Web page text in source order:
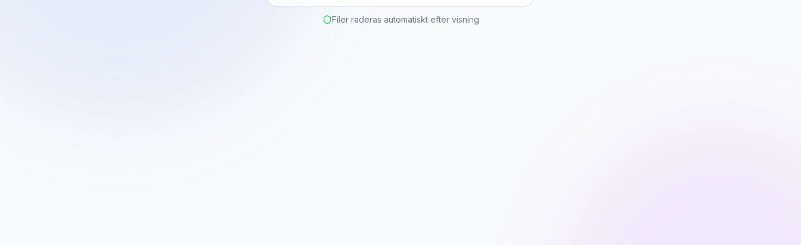
Filer raderas automatiskt efter visning